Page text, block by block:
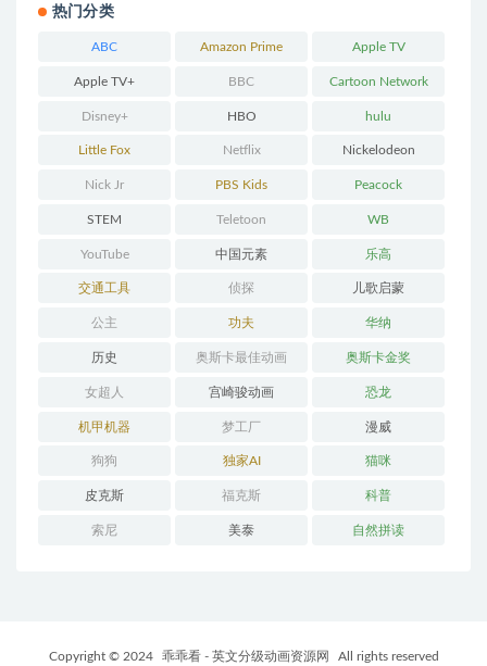
热门分类
ABC Amazon Prime Apple TV
Apple TV+ BBC Cartoon Network
Disney+ HBO hulu
Little Fox Netflix Nickelodeon
Nick Jr PBS Kids Peacock
STEM Teletoon WB
YouTube 中国元素 乐高
交通工具 侦探 儿歌启蒙
公主 功夫 华纳
历史 奥斯卡最佳动画 奥斯卡金奖
女超人 宫崎骏动画 恐龙
机甲机器 梦工厂 漫威
狗狗 独家AI 猫咪
皮克斯 福克斯 科普
索尼 美泰 自然拼读
Copyright © 2024 乖乖看 - 英文分级动画资源网 All rights reserved